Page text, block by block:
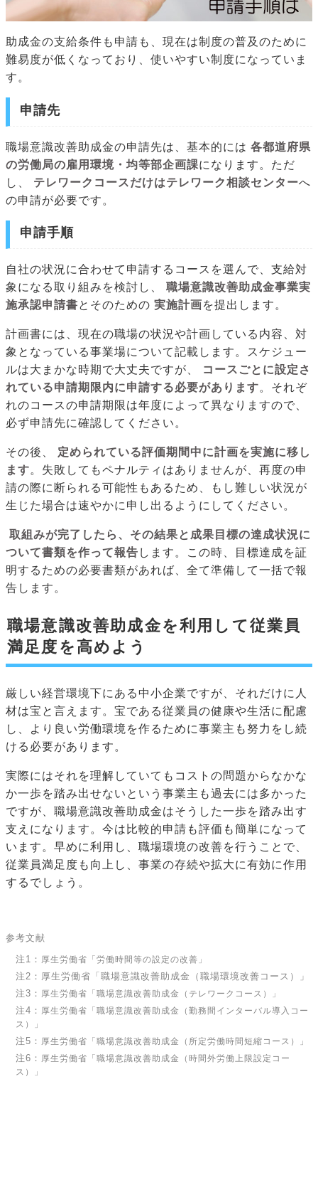
助成金の支給条件も申請も、現在は制度の普及のために
難易度が低くなっており、使いやすい制度になっていま
す。
申請先
職場意識改善助成金の申請先は、基本的には 各都道府県
の労働局の雇用環境・均等部企画課になります。ただ
し、
テレワークコースだけはテレワーク相談センターへ
の申請が必要です。
申請手順
自社の状況に合わせて申請するコースを選んで、支給対
象になる取り組みを検討し、
職場意識改善助成金事業実
施承認申請書とそのための 実施計画を提出します。
計画書には、現在の職場の状況や計画している内容、対
象となっている事業場について記載します。スケジュー
ルは大まかな時期で大丈夫ですが、
コースごとに設定さ
れている申請期限内に申請する必要があります。それぞ
れのコースの申請期限は年度によって異なりますので、
必ず申請先に確認してください。
その後、
定められている評価期間中に計画を実施に移し
ます。失敗してもペナルティはありませんが、再度の申
請の際に断られる可能性もあるため、もし難しい状況が
生じた場合は速やかに申し出るようにしてください。
取組みが完了したら、その結果と成果目標の達成状況に
ついて書類を作って報告 します。この時、目標達成を証
明するための必要書類があれば、全て準備して一括で報
告します。
職場意識改善助成金を利用して従業員
満足度を高めよう
厳しい経営環境下にある中小企業ですが、それだけに人
材は宝と言えます。宝である従業員の健康や生活に配慮
し、より良い労働環境を作るために事業主も努力をし続
ける必要があります。
実際にはそれを理解していてもコストの問題からなかな
か一歩を踏み出せないという事業主も過去には多かった
ですが、職場意識改善助成金はそうした一歩を踏み出す
支えになります。今は比較的申請も評価も簡単になって
います。早めに利用し、職場環境の改善を行うことで、
従業員満足度も向上し、事業の存続や拡大に有効に作用
するでしょう。
参考文献
注1： 厚生労働省「労働時間等の設定の改善」
注2：厚生労働省「職場意識改善助成金（職場環境改善コース）」
注3： 厚生労働省「職場意識改善助成金（テレワークコース）」
注4： 厚生労働省「職場意識改善助成金（勤務間インターバル導入コー
ス）」
注5： 厚生労働省「職場意識改善助成金（所定労働時間短縮コース）」
注6： 厚生労働省「職場意識改善助成金（時間外労働上限設定コー
ス）」